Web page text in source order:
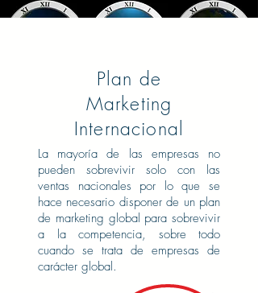
Plan de
Marketing
Internacional
La mayoría de las empresas no
pueden sobrevivir solo con las
ventas nacionales por lo que se
hace necesario disponer de un plan
de marketing global para sobrevivir
a la competencia, sobre todo
cuando se trata de empresas de
carácter global.